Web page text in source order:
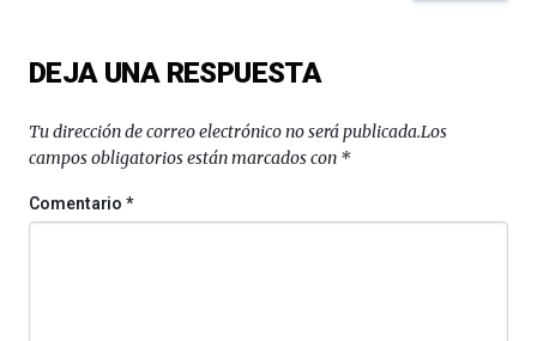
DEJA UNA RESPUESTA
Tu dirección de correo electrónico no será publicada.Los
campos obligatorios están marcados con *
Comentario*